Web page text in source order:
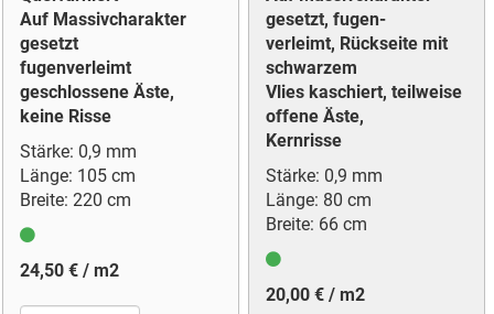
Auf Massivcharakter
gesetzt
fugenverleimt
geschlossene Äste,
keine Risse
Stärke: 0,9 mm
Länge: 105 cm
Breite: 220 cm
24,50 € / m2
gesetzt, fugen-
verleimt, Rückseite mit
schwarzem
Vlies kaschiert, teilweise
offene Äste,
Kernrisse
Stärke: 0,9 mm
Länge: 80 cm
Breite: 66 cm
20,00 € / m2